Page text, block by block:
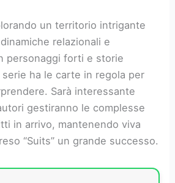
un territorio intrigante
relazionali e
personaggi forti e storie
ha le carte in regola per
Sarà interessante
gestiranno le complesse
in arrivo, mantenendo viva
“Suits” un grande successo.